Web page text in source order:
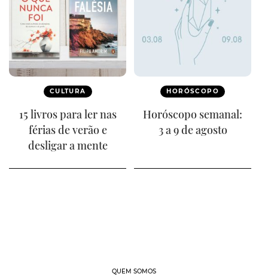
CULTURA
15 livros para ler nas
férias de verão e
desligar a mente
HORÓSCOPO
Horóscopo semanal:
3 a 9 de agosto
QUEM SOMOS